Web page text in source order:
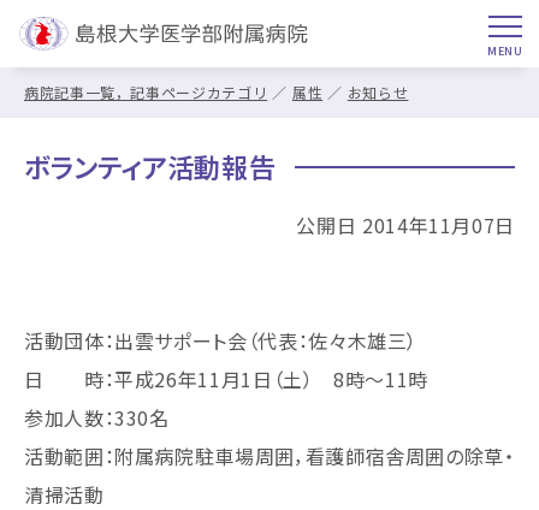
病院記事一覧，記事ページカテゴリ 属性 お知らせ
ボランティア活動報告
公開日 2014年11月07日
活動団体：出雲サポート会（代表：佐々木雄三）
日 時：平成26年11月1日（土） 8時～11時
参加人数：330名
活動範囲：附属病院駐車場周囲，看護師宿舎周囲の除草・
清掃活動